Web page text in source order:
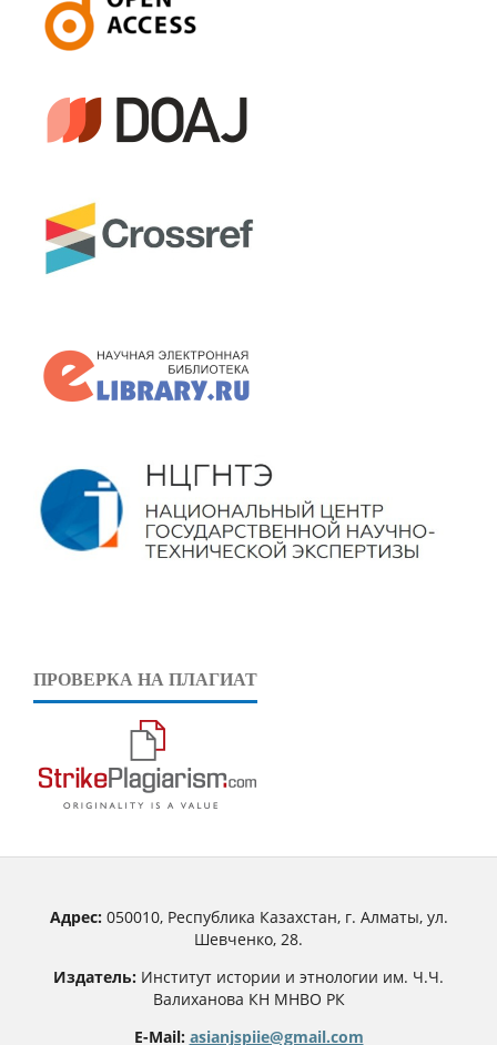
ПРОВЕРКА НА ПЛАГИАТ
Адрес:050010, Республика Казахстан, г. Алматы, ул.
Шевченко, 28.
Издатель: Институт истории и этнологии им. Ч.Ч.
Валиханова КН МНВО РК
E-Mail: asianjspiie@gmail.com